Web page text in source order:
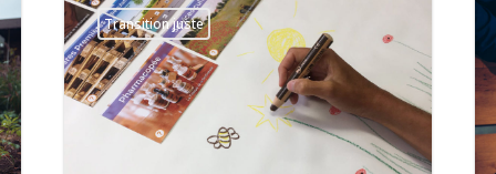
Transition juste